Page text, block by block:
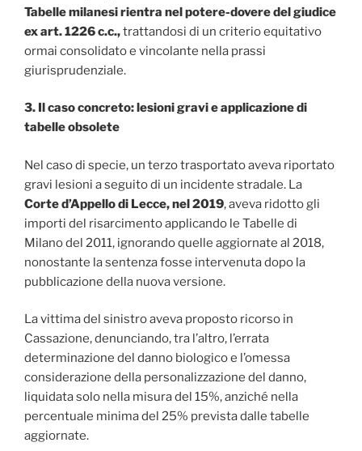
Tabelle milanesi rientra nel potere-dovere del giudice
ex art. 1226 c.c.,trattandosi di un criterio equitativo
ormai consolidato e vincolante nella prassi
giurisprudenziale.
3. Il caso concreto: lesioni gravi e applicazione di
tabelle obsolete
Nel caso di specie, un terzo trasportato aveva riportato
gravi lesioni a seguito di un incidente stradale. La
Corte d’Appello di Lecce, nel 2019, aveva ridotto gli
importi del risarcimento applicando le Tabelle di
Milano del 2011, ignorando quelle aggiornate al 2018,
nonostante la sentenza fosse intervenuta dopo la
pubblicazione della nuova versione.
La vittima del sinistro aveva proposto ricorso in
Cassazione, denunciando, tra l’altro, l’errata
determinazione del danno biologico e l’omessa
considerazione della personalizzazione del danno,
liquidata solo nella misura del 15%, anziché nella
percentuale minima del 25% prevista dalle tabelle
aggiornate.